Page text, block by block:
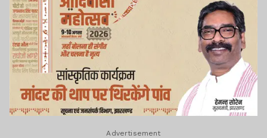
Advertisement